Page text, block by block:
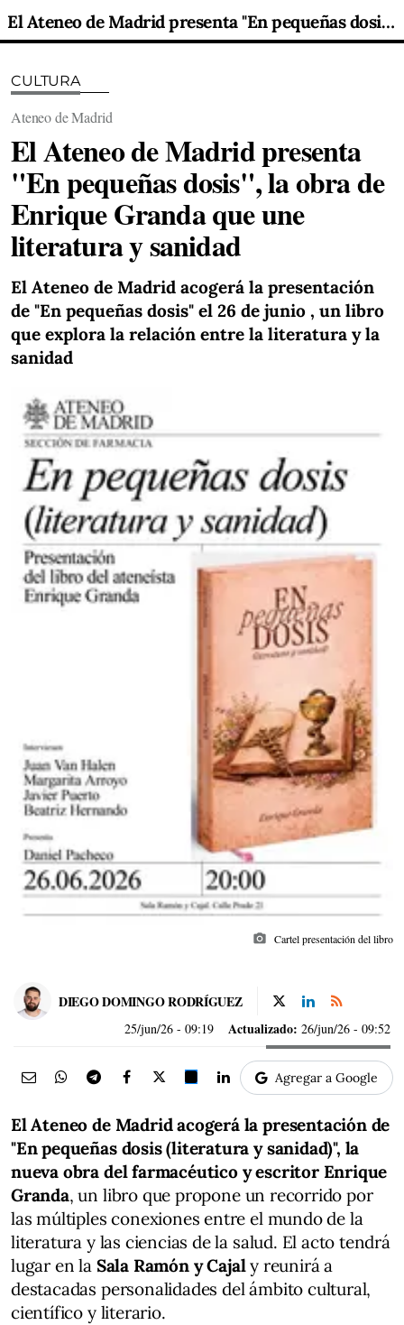
El Ateneo de Madrid presenta "En pequeñas dosis", la obra de Enrique Granda que une literatura y sanidad
CULTURA
Ateneo de Madrid
El Ateneo de Madrid presenta
"En pequeñas dosis", la obra de
Enrique Granda que une
literatura y sanidad
El Ateneo de Madrid acogerá la presentación
de "En pequeñas dosis" el 26 de junio , un libro
que explora la relación entre la literatura y la
sanidad
photo_camera Cartel presentación del libro
DIEGO DOMINGO RODRÍGUEZ
25/jun/26 - 09:19 Actualizado: 26/jun/26 - 09:52
Agregar a Google
El Ateneo de Madrid acogerá la presentación de
"En pequeñas dosis (literatura y sanidad)", la
nueva obra del farmacéutico y escritor Enrique
Granda, un libro que propone un recorrido por
las múltiples conexiones entre el mundo de la
literatura y las ciencias de la salud. El acto tendrá
lugar en la Sala Ramón y Cajaly reunirá a
destacadas personalidades del ámbito cultural,
científico y literario.